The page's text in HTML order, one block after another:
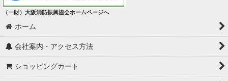
（一財）大阪消防振興協会ホームページへ
ホーム
会社案内・アクセス方法
ショッピングカート